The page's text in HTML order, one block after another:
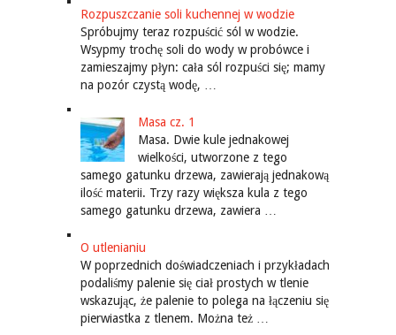
Rozpuszczanie soli kuchennej w wodzie
Spróbujmy teraz rozpuścić sól w wodzie.
Wsypmy trochę soli do wody w probówce i
zamieszajmy płyn: cała sól rozpuści się; mamy
na pozór czystą wodę, …
Masa cz. 1
Masa. Dwie kule jednakowej
wielkości, utworzone z tego
samego gatunku drzewa, zawierają jednakową
ilość materii. Trzy razy większa kula z tego
samego gatunku drzewa, zawiera …
O utlenianiu
W poprzednich doświadczeniach i przykładach
podaliśmy palenie się ciał prostych w tlenie
wskazując, że palenie to polega na łączeniu się
pierwiastka z tlenem. Można też …